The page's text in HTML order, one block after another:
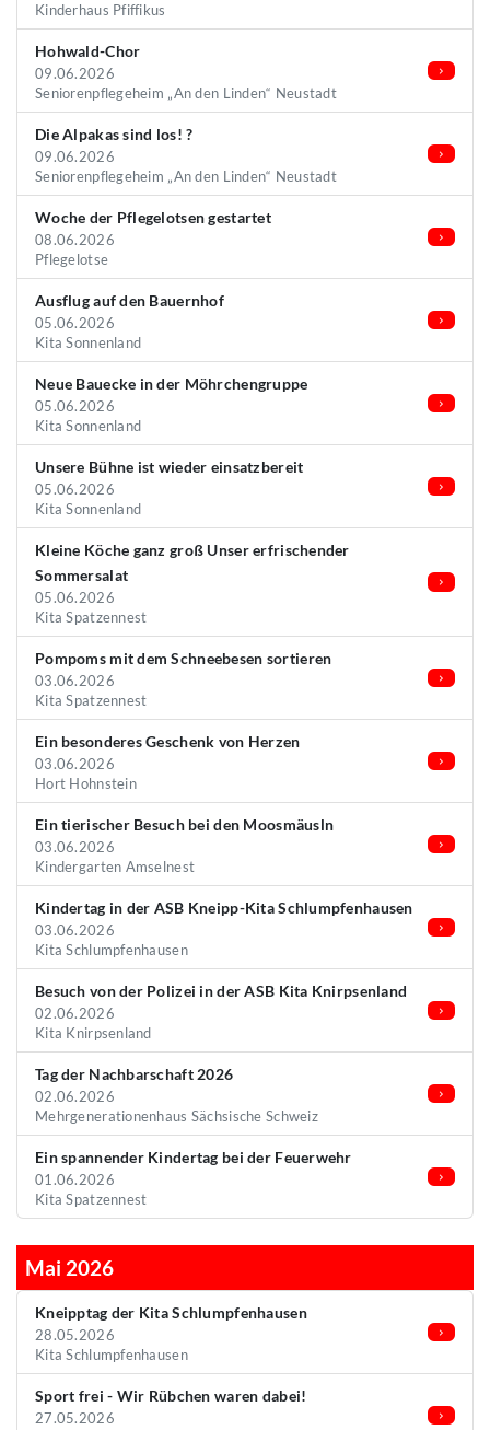
Kinderhaus Pfiffikus
Hohwald-Chor
09.06.2026
Seniorenpflegeheim „An den Linden“ Neustadt
Die Alpakas sind los! ?
09.06.2026
Seniorenpflegeheim „An den Linden“ Neustadt
Woche der Pflegelotsen gestartet
08.06.2026
Pflegelotse
Ausflug auf den Bauernhof
05.06.2026
Kita Sonnenland
Neue Bauecke in der Möhrchengruppe
05.06.2026
Kita Sonnenland
Unsere Bühne ist wieder einsatzbereit
05.06.2026
Kita Sonnenland
Kleine Köche ganz groß Unser erfrischender
Sommersalat
05.06.2026
Kita Spatzennest
Pompoms mit dem Schneebesen sortieren
03.06.2026
Kita Spatzennest
Ein besonderes Geschenk von Herzen
03.06.2026
Hort Hohnstein
Ein tierischer Besuch bei den Moosmäusln
03.06.2026
Kindergarten Amselnest
Kindertag in der ASB Kneipp-Kita Schlumpfenhausen
03.06.2026
Kita Schlumpfenhausen
Besuch von der Polizei in der ASB Kita Knirpsenland
02.06.2026
Kita Knirpsenland
Tag der Nachbarschaft 2026
02.06.2026
Mehrgenerationenhaus Sächsische Schweiz
Ein spannender Kindertag bei der Feuerwehr
01.06.2026
Kita Spatzennest
Mai 2026
Kneipptag der Kita Schlumpfenhausen
28.05.2026
Kita Schlumpfenhausen
Sport frei - Wir Rübchen waren dabei!
27.05.2026